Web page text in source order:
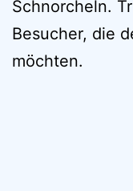
Schnorcheln.
Besucher, die
möchten.